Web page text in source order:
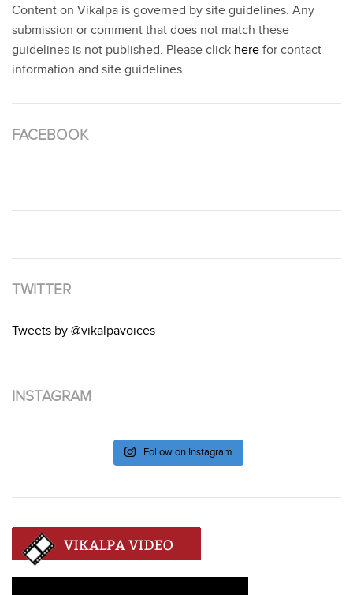
Content on Vikalpa is governed by site guidelines. Any
submission or comment that does not match these
guidelines is not published. Please click here for contact
information and site guidelines.
FACEBOOK
TWITTER
Tweets by @vikalpavoices
INSTAGRAM
Follow on Instagram